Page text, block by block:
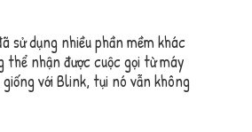
sử dụng nhiều phần mềm khác
nhận được cuộc gọi từ máy
với Blink, tụi nó vẫn không